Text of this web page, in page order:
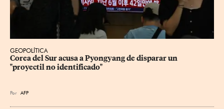
GEOPOLÍTICA
Corea del Sur acusa a Pyongyang de disparar un
"proyectil no identificado"
Por AFP